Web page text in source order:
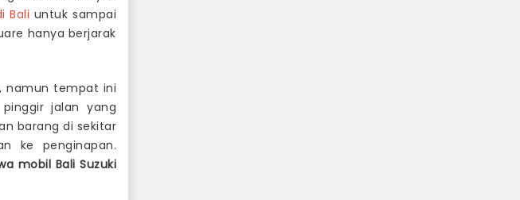
Bali untuk sampai
hanya berjarak
namun tempat ini
jalan yang
barang di sekitar
ke penginapan.
mobil Bali Suzuki